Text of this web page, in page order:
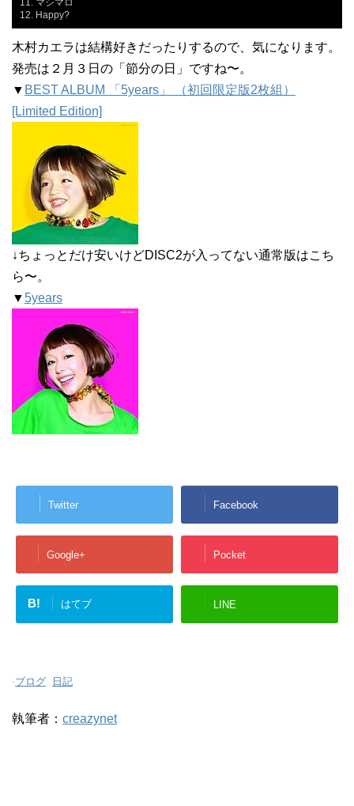
12. Happy?
木村カエラは結構好きだったりするので、気になります。
発売は２月３日の「節分の日」ですね〜。
▼ BEST ALBUM 「5years」 （初回限定版2枚組）
[Limited Edition]
↓ちょっとだけ安いけどDISC2が入ってない通常版はこち
ら〜。
▼ 5years
Twitter Facebook
Google+ Pocket
B! はてブ LINE
-ブログ 日記
執筆者： creazynet